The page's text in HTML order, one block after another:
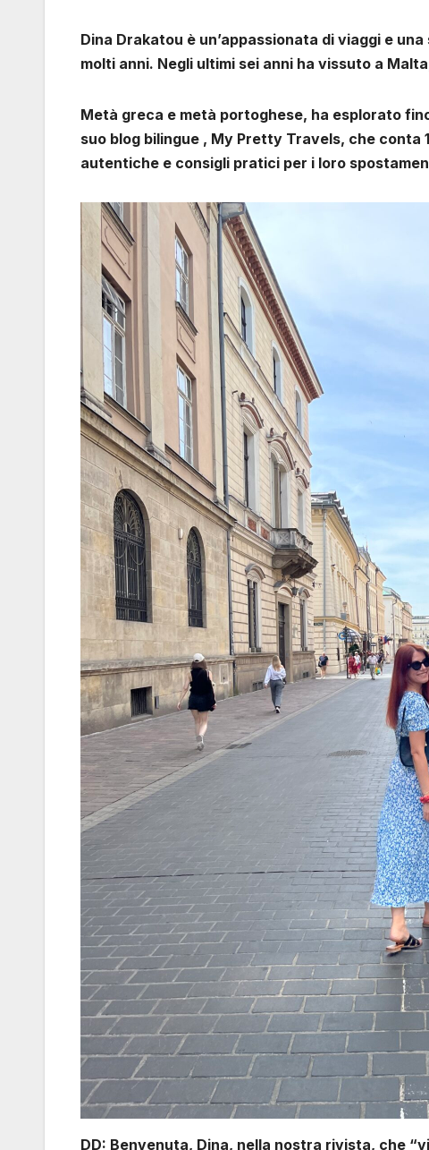
Dina Drakatou è un’appassionata di viaggi e
molti anni. Negli ultimi sei anni ha vissuto a
Metà greca e metà portoghese, ha esplorato
suo blog bilingue , My Pretty Travels, che
autentiche e consigli pratici per i loro
DD: Benvenuta, Dina, nella nostra rivista, che